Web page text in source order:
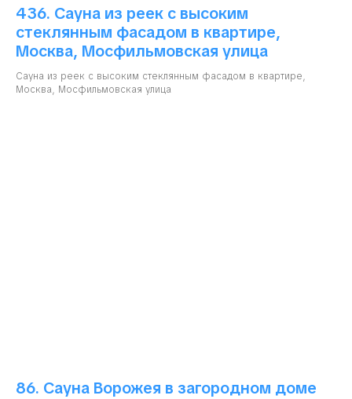
436. Сауна из реек с высоким
стеклянным фасадом в квартире,
Москва, Мосфильмовская улица
Сауна из реек с высоким стеклянным фасадом в квартире,
Москва, Мосфильмовская улица
86. Сауна Ворожея в загородном доме